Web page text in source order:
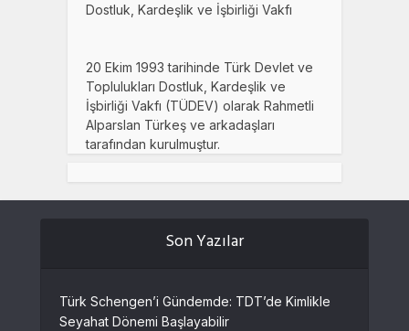
Dostluk, Kardeşlik ve İşbirliği Vakfı
20 Ekim 1993 tarihinde Türk Devlet ve
Toplulukları Dostluk, Kardeşlik ve
İşbirliği Vakfı (TÜDEV) olarak Rahmetli
Alparslan Türkeş ve arkadaşları
tarafından kurulmuştur.
Son Yazılar
Türk Schengen’i Gündemde: TDT’de Kimlikle
Seyahat Dönemi Başlayabilir